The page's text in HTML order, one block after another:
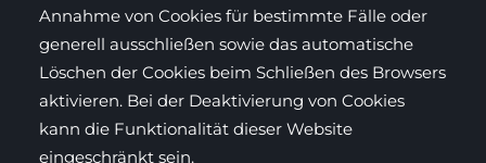
Annahme von Cookies für bestimmte Fälle oder
generell ausschließen sowie das automatische
Löschen der Cookies beim Schließen des Browsers
aktivieren. Bei der Deaktivierung von Cookies
kann die Funktionalität dieser Website
eingeschränkt sein.